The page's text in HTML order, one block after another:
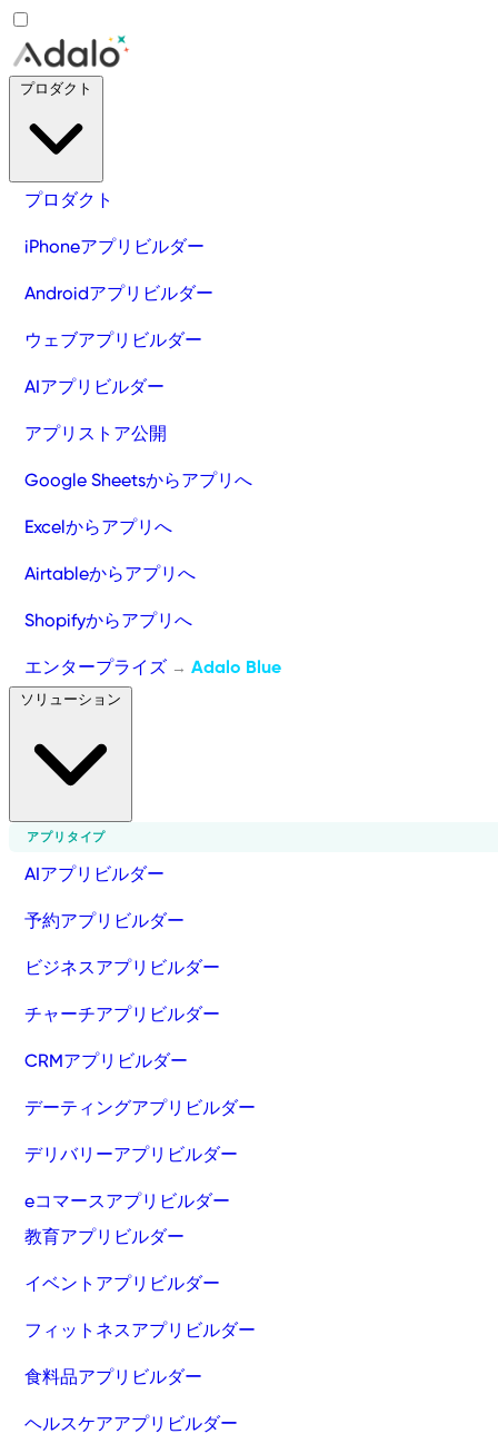
プロダクト
iPhoneアプリビルダー
Androidアプリビルダー
ウェブアプリビルダー
AIアプリビルダー
アプリストア公開
Google Sheetsからアプリへ
Excelからアプリへ
Airtableからアプリへ
Shopifyからアプリへ
エンタープライズ → Adalo Blue
アプリタイプ
AIアプリビルダー
予約アプリビルダー
ビジネスアプリビルダー
チャーチアプリビルダー
CRMアプリビルダー
デーティングアプリビルダー
デリバリーアプリビルダー
eコマースアプリビルダー
教育アプリビルダー
イベントアプリビルダー
フィットネスアプリビルダー
食料品アプリビルダー
ヘルスケアアプリビルダー